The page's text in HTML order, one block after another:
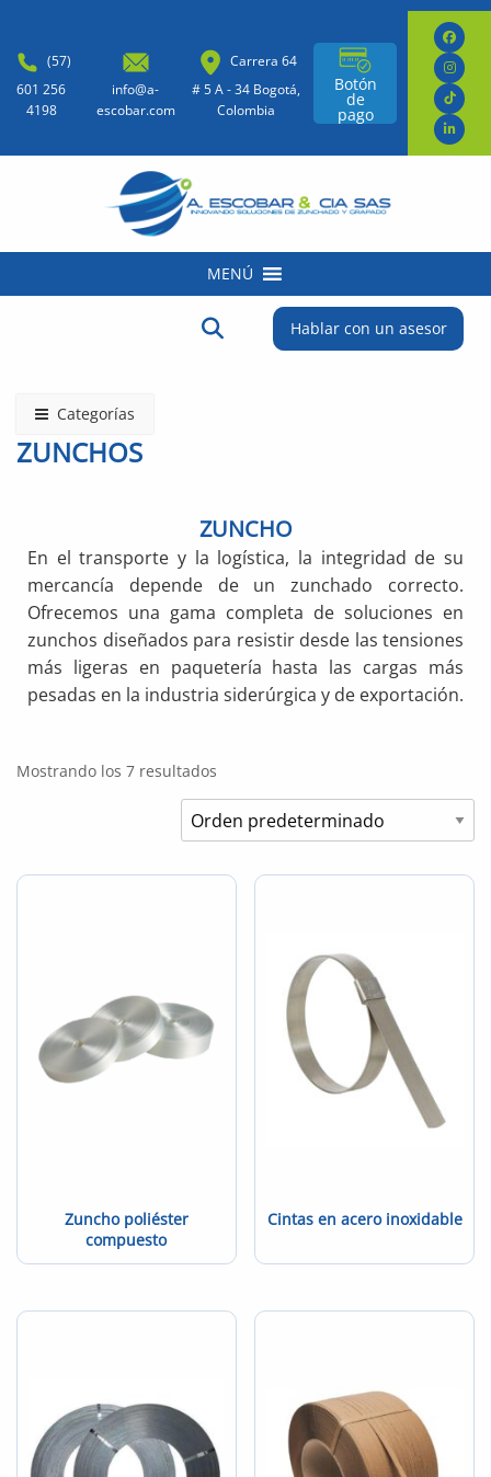
(57)
601 256
4198
info@a-
escobar.com
Carrera 64
# 5 A - 34 Bogotá,
Colombia
Botón
de
pago
MENÚ
Buscar:
Botón de búsqueda Hablar con un asesor
Categorías
ZUNCHOS
ZUNCHO
En el transporte y la logística, la integridad de su
mercancía depende de un zunchado correcto.
Ofrecemos una gama completa de soluciones en
zunchos diseñados para resistir desde las tensiones
más ligeras en paquetería hasta las cargas más
pesadas en la industria siderúrgica y de exportación.
Mostrando los 7 resultados
Zuncho poliéster
compuesto
Cintas en acero inoxidable